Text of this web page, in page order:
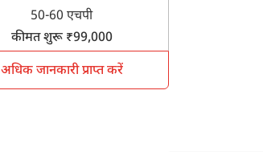
50-60 एचपी
कीमत शुरू ₹99,000
अधिक जानकारी प्राप्त करें